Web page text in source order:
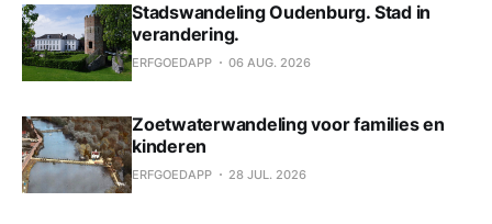
Stadswandeling Oudenburg. Stad in
verandering.
ERFGOEDAPP 06 AUG. 2026
Zoetwaterwandeling voor families en
kinderen
ERFGOEDAPP 28 JUL. 2026